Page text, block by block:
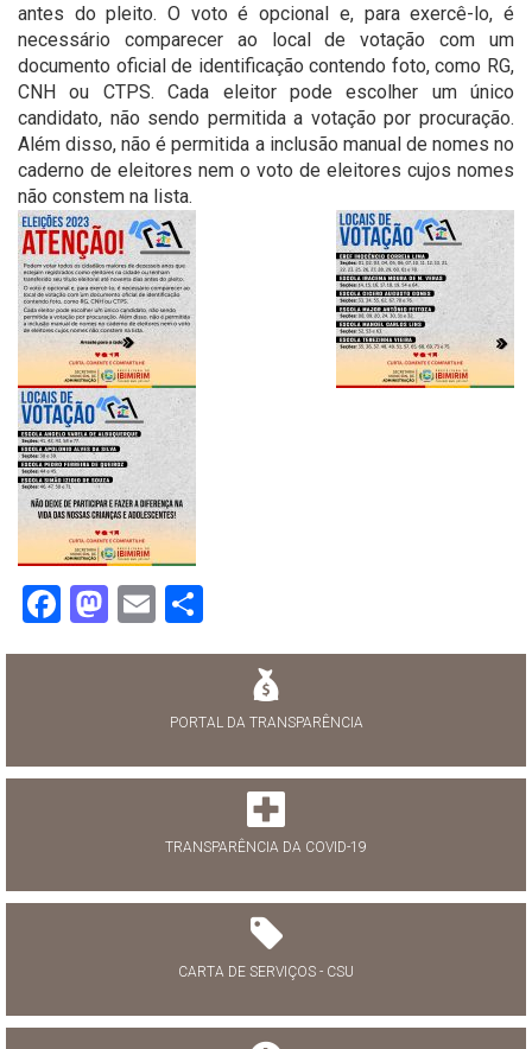
antes do pleito. O voto é opcional e, para exercê-lo, é
necessário comparecer ao local de votação com um
documento oficial de identificação contendo foto, como RG,
CNH ou CTPS. Cada eleitor pode escolher um único
candidato, não sendo permitida a votação por procuração.
Além disso, não é permitida a inclusão manual de nomes no
caderno de eleitores nem o voto de eleitores cujos nomes
não constem na lista.
Facebook
Mastodon
Email
PORTAL DA TRANSPARÊNCIA
TRANSPARÊNCIA DA COVID-19
CARTA DE SERVIÇOS - CSU